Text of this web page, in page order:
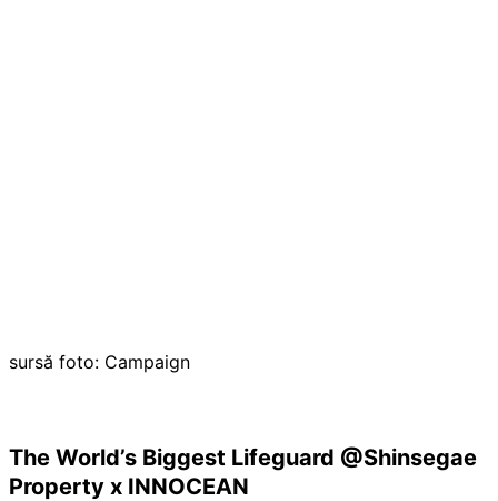
sursă foto: Campaign
The World’s Biggest Lifeguard @Shinsegae
Property x INNOCEAN